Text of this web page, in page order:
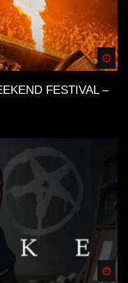
FESTIVAL –